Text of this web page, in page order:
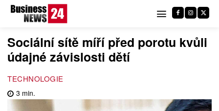
Sociální sítě míří před porotu kvůli
údajné závislosti dětí
TECHNOLOGIE
3 min.